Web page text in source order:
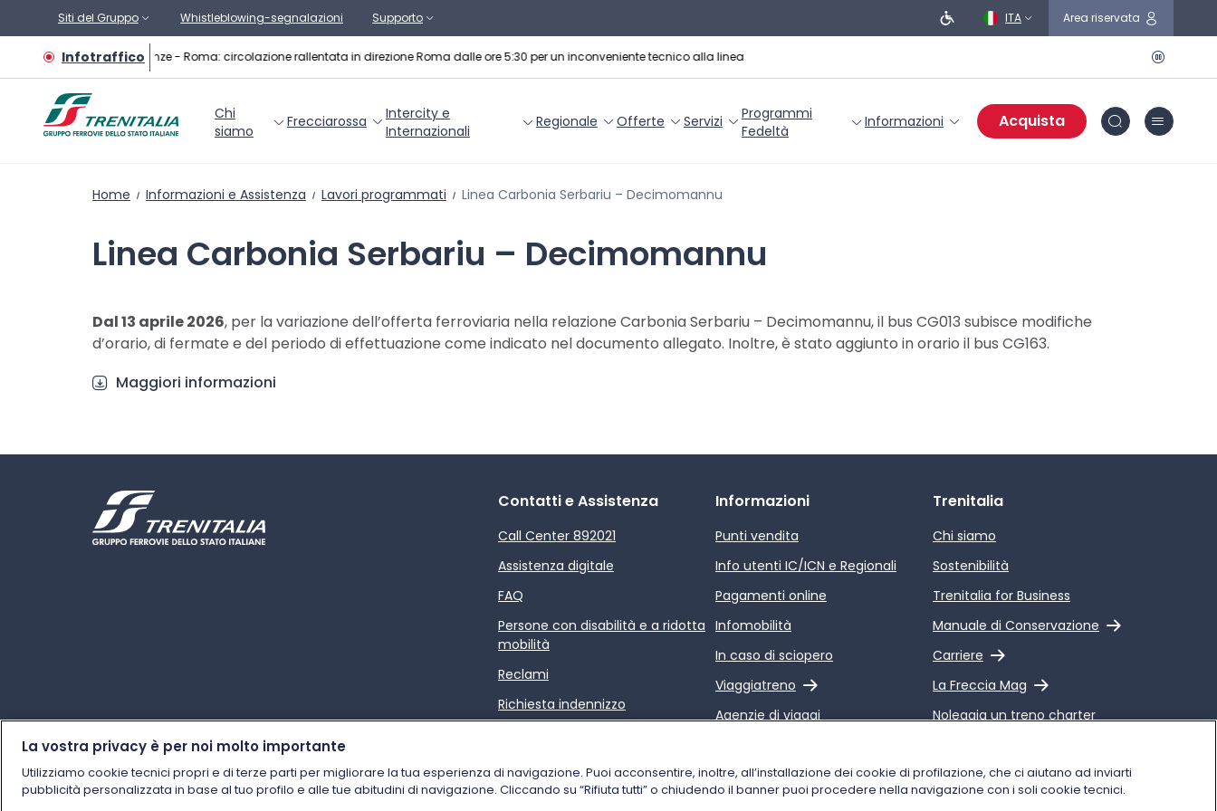
Vai al contenuto principale
Siti del Gruppo Whistleblowing-segnalazioni Supporto ITA Area riservata
Infotraffico
Linea AV Firenze - Roma: circolazione rallentata in direzione Roma dalle ore 5:30 per un inconveniente tecnico alla linea
Chi
siamo
Frecciarossa
Intercity e
Internazionali
Regionale Offerte Servizi
Programmi
Fedeltà
Informazioni Acquista
Home Informazioni e Assistenza Lavori programmati Linea Carbonia Serbariu – Decimomannu
Linea Carbonia Serbariu – Decimomannu
Dal 13 aprile 2026, per la variazione dell’offerta ferroviaria nella relazione Carbonia Serbariu – Decimomannu, il bus CG013 subisce modifiche
d’orario, di fermate e del periodo di effettuazione come indicato nel documento allegato. Inoltre, è stato aggiunto in orario il bus CG163.
Maggiori informazioni
Contatti e Assistenza
Call Center 892021
Assistenza digitale
FAQ
Persone con disabilità e a ridotta
mobilità
Reclami
Richiesta indennizzo
Condizioni di trasporto
Informazioni
Punti vendita
Info utenti IC/ICN e Regionali
Pagamenti online
Infomobilità
In caso di sciopero
Viaggiatreno
Link esterno
Agenzie di viaggi
servizi di Trenitalia
Trenitalia
Chi siamo
Sostenibilità
Trenitalia for Business
Manuale di Conservazione
Link esterno
Carriere
Link esterno
La Freccia Mag
Link esterno
Noleggia un treno charter
La vostra privacy è per noi molto importante
Utilizziamo cookie tecnici propri e di terze parti per migliorare la tua esperienza di navigazione. Puoi acconsentire, inoltre, all’installazione dei cookie di profilazione, che ci aiutano ad inviarti
pubblicità personalizzata in base al tuo profilo e alle tue abitudini di navigazione. Cliccando su “Rifiuta tutti” o chiudendo il banner puoi procedere nella navigazione con i soli cookie tecnici.